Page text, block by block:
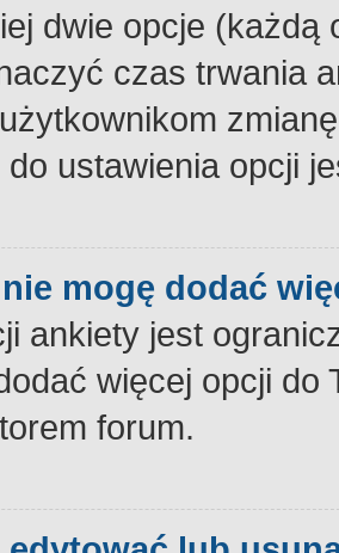
dwie opcje
czas trwania
do ustawienia opcji
mogę dodać
ankiety jest
więcej opcji
forum.